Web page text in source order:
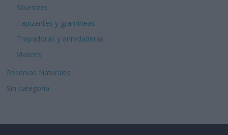
Silvestres
Tapizantes y gramíneas
Trepadoras y enredaderas
Vivaces
Reservas Naturales
Sin categoría